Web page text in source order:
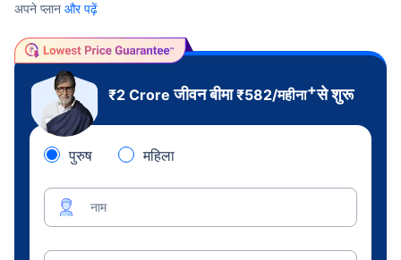
अपने प्लान और पढ़ें
₹2 Croreजीवन बीमा₹582/महीना+से शुरू
पुरुष महिला
नाम